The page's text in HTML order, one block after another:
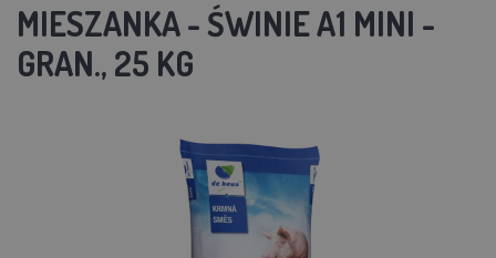
MIESZANKA - ŚWINIE A1 MINI -
GRAN., 25 KG